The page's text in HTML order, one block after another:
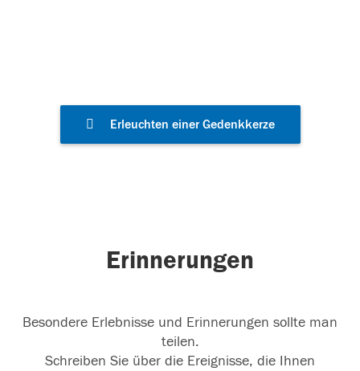
Erleuchten einer Gedenkkerze
Erinnerungen
Besondere Erlebnisse und Erinnerungen sollte man
teilen.
Schreiben Sie über die Ereignisse, die Ihnen